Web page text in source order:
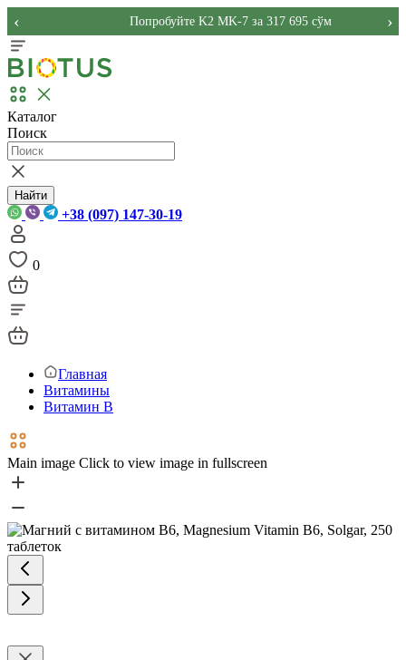
Попробуйте K2 MK-7 за 317 695 сўм
‹ ›
Каталог
Поиск
Найти
+38 (097) 147-30-19
0
Главная
Витамины
Витамин В
Main image Click to view image in fullscreen